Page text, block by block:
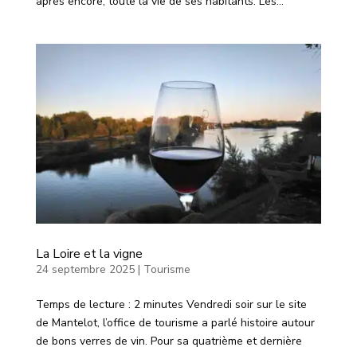
La Loire et la vigne
24 septembre 2025| Tourisme
Temps de lecture : 2 minutes Vendredi soir sur le site
de Mantelot, l’office de tourisme a parlé histoire autour
de bons verres de vin. Pour sa quatrième et dernière